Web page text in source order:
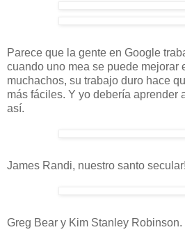
Parece que la gente en Google
cuando uno mea se puede mejorar
muchachos, su trabajo duro hace
más fáciles. Y yo debería aprender
así.
James Randi, nuestro santo secular!
Greg Bear y Kim Stanley